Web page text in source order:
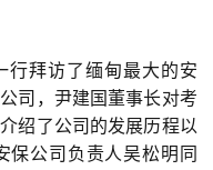
行拜访了缅甸最大的安
司，尹建国董事长对考
绍了公司的发展历程以
保公司负责人吴松明同